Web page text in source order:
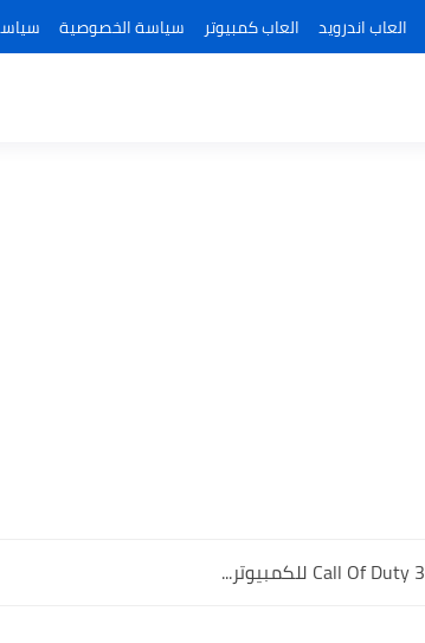
العاب اندرويد العاب كمبيوتر سياسة الخصوصية